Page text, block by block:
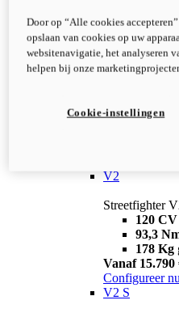
V2
Streetfighter
120 CV
93,3
178 Kg
Vanaf 15.790
Configureer nu
V2 S
Door op “Alle cookies
opslaan van cookies op uw
websitenavigatie, het analyseren
helpen bij onze
Cookie-instellingen